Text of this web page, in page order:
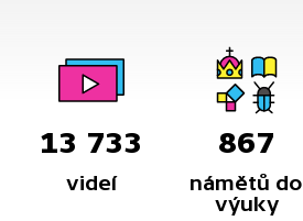
13 733
videí
867
námětů do
výuky